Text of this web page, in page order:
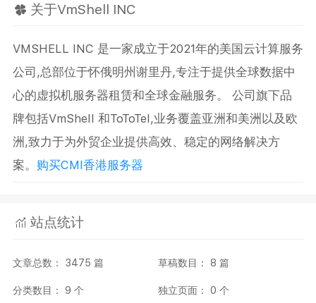
关于VmShell INC
VMSHELL INC 是一家成立于2021年的美国云计算服务
公司,总部位于怀俄明州谢里丹,专注于提供全球数据中
心的虚拟机服务器租赁和全球金融服务。 公司旗下品
牌包括VmShell 和ToToTel,业务覆盖亚洲和美洲以及欧
洲,致力于为外贸企业提供高效、稳定的网络解决方
案。 购买CMI香港服务器
站点统计
文章总数： 3475 篇 草稿数目： 8 篇
分类数目： 9 个 独立页面： 0 个